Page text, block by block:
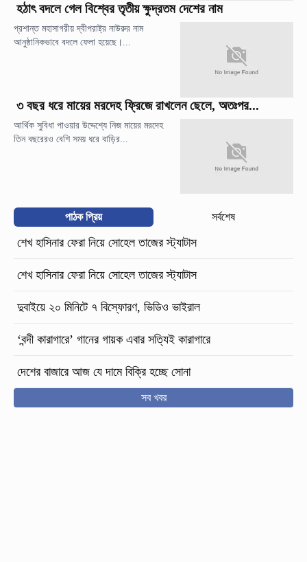
হঠাৎ বদলে গেল বিশ্বের তৃতীয় ক্ষুদ্রতম দেশের নাম
প্রশান্ত মহাসাগরীয় দ্বীপরাষ্ট্র নাউরুর নাম
আনুষ্ঠানিকভাবে বদলে ফেলা হয়েছে।...
৩ বছর ধরে মায়ের মরদেহ ফ্রিজে রাখলেন ছেলে, অতঃপর...
আর্থিক সুবিধা পাওয়ার উদ্দেশ্যে নিজ মায়ের মরদেহ
তিন বছরেরও বেশি সময় ধরে বাড়ির...
পাঠক প্রিয় সর্বশেষ
শেখ হাসিনার ফেরা নিয়ে সোহেল তাজের স্ট্যাটাস
শেখ হাসিনার ফেরা নিয়ে সোহেল তাজের স্ট্যাটাস
দুবাইয়ে ২০ মিনিটে ৭ বিস্ফোরণ, ভিডিও ভাইরাল
‘বন্দী কারাগারে’ গানের গায়ক এবার সত্যিই কারাগারে
দেশের বাজারে আজ যে দামে বিক্রি হচ্ছে সোনা
সব খবর